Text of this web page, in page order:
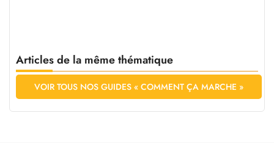
Articles de la même thématique
VOIR TOUS NOS GUIDES « COMMENT ÇA MARCHE »